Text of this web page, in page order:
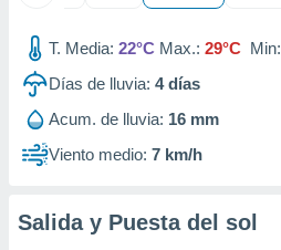
T. Media: 22°C Max.: 29°C Min:
Días de lluvia: 4días
Acum. de lluvia: 16 mm
Viento medio: 7 km/h
Salida y Puesta del sol